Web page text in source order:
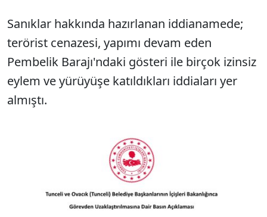
Sanıklar hakkında hazırlanan iddianamede;
terörist cenazesi, yapımı devam eden
Pembelik Barajı'ndaki gösteri ile birçok izinsiz
eylem ve yürüyüşe katıldıkları iddiaları yer
almıştı.